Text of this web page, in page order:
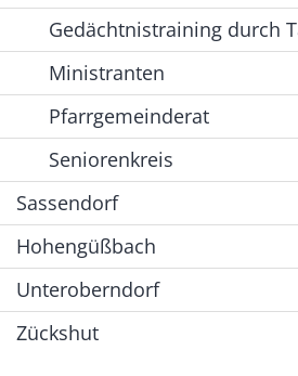
Gedächtnistraining durch
Ministranten
Pfarrgemeinderat
Seniorenkreis
Sassendorf
Hohengüßbach
Unteroberndorf
Zückshut